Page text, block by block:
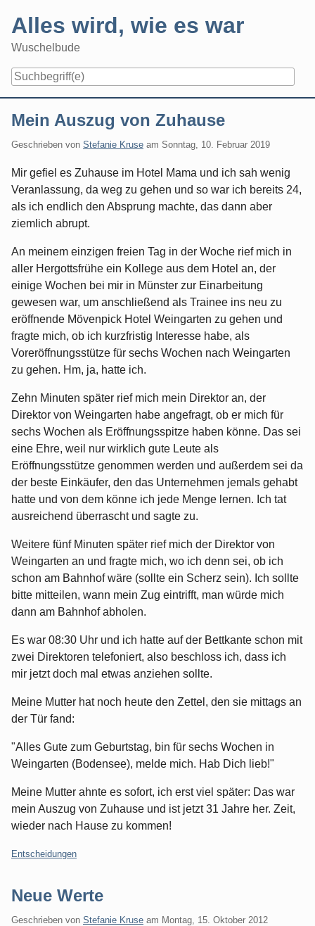
content
Alles wird, wie es war
Wuschelbude
Mein Auszug von Zuhause
Geschrieben von Stefanie Kruse am Sonntag, 10. Februar 2019
Mir gefiel es Zuhause im Hotel Mama und ich sah wenig
Veranlassung, da weg zu gehen und so war ich bereits 24,
als ich endlich den Absprung machte, das dann aber
ziemlich abrupt.
An meinem einzigen freien Tag in der Woche rief mich in
aller Hergottsfrühe ein Kollege aus dem Hotel an, der
einige Wochen bei mir in Münster zur Einarbeitung
gewesen war, um anschließend als Trainee ins neu zu
eröffnende Mövenpick Hotel Weingarten zu gehen und
fragte mich, ob ich kurzfristig Interesse habe, als
Voreröffnungsstütze für sechs Wochen nach Weingarten
zu gehen. Hm, ja, hatte ich.
Zehn Minuten später rief mich mein Direktor an, der
Direktor von Weingarten habe angefragt, ob er mich für
sechs Wochen als Eröffnungsspitze haben könne. Das sei
eine Ehre, weil nur wirklich gute Leute als
Eröffnungsstütze genommen werden und außerdem sei da
der beste Einkäufer, den das Unternehmen jemals gehabt
hatte und von dem könne ich jede Menge lernen. Ich tat
ausreichend überrascht und sagte zu.
Weitere fünf Minuten später rief mich der Direktor von
Weingarten an und fragte mich, wo ich denn sei, ob ich
schon am Bahnhof wäre (sollte ein Scherz sein). Ich sollte
bitte mitteilen, wann mein Zug eintrifft, man würde mich
dann am Bahnhof abholen.
Es war 08:30 Uhr und ich hatte auf der Bettkante schon mit
zwei Direktoren telefoniert, also beschloss ich, dass ich
mir jetzt doch mal etwas anziehen sollte.
Meine Mutter hat noch heute den Zettel, den sie mittags an
der Tür fand:
"Alles Gute zum Geburtstag, bin für sechs Wochen in
Weingarten (Bodensee), melde mich. Hab Dich lieb!"
Meine Mutter ahnte es sofort, ich erst viel später: Das war
mein Auszug von Zuhause und ist jetzt 31 Jahre her. Zeit,
wieder nach Hause zu kommen!
Kategorien:
Entscheidungen
Neue Werte
Geschrieben von Stefanie Kruse am Montag, 15. Oktober 2012